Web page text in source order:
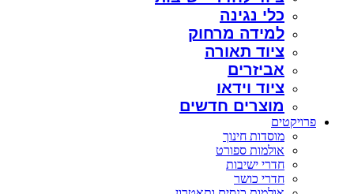
כלי נגינה
למידה מרחוק
ציוד תאורה
אביזרים
ציוד וידאו
מוצרים חדשים
פרויקטים
מוסדות חינוך
אולמות ספורט
חדרי ישיבות
חדרי כושר